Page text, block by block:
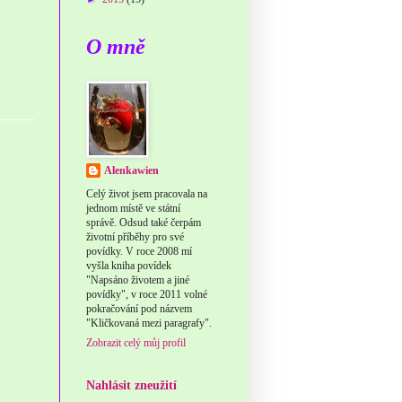
O mně
Alenkawien
Celý život jsem pracovala na
jednom místě ve státní
správě. Odsud také čerpám
životní příběhy pro své
povídky. V roce 2008 mí
vyšla kniha povídek
"Napsáno životem a jiné
povídky", v roce 2011 volné
pokračování pod názvem
"Kličkovaná mezi paragrafy".
Zobrazit celý můj profil
Nahlásit zneužití